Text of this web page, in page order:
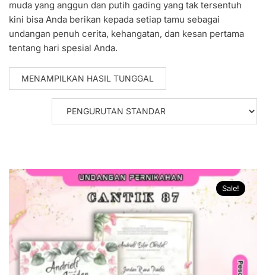
muda yang anggun dan putih gading yang tak tersentuh
kini bisa Anda berikan kepada setiap tamu sebagai
undangan penuh cerita, kehangatan, dan kesan pertama
tentang hari spesial Anda.
MENAMPILKAN HASIL TUNGGAL
Sale!